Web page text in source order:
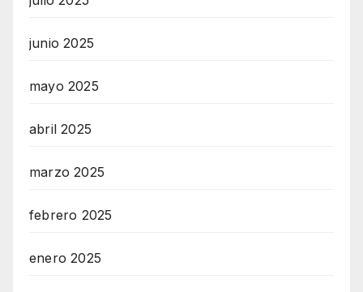
junio 2025
mayo 2025
abril 2025
marzo 2025
febrero 2025
enero 2025